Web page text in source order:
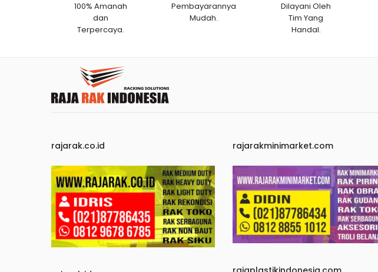
100% Amanah
dan
Terpercaya.
Pembayarannya
Mudah.
Dilayani Oleh
Tim Yang
Handal.
rajarak.co.id rajarakminimarket.com